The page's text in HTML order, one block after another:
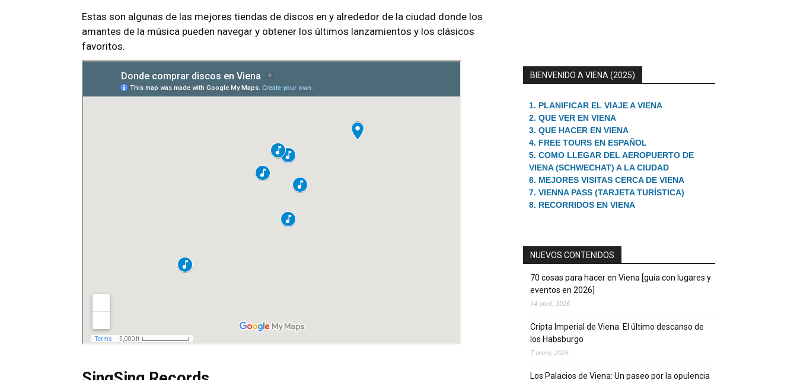
Estas son algunas de las mejores tiendas de discos en y alrededor de la ciudad donde los
amantes de la música pueden navegar y obtener los últimos lanzamientos y los clásicos
favoritos.
BIENVENIDO A VIENA (2025)
1. PLANIFICAR EL VIAJE A VIENA
2. QUE VER EN VIENA
3. QUE HACER EN VIENA
4. FREE TOURS EN ESPAÑOL
5. COMO LLEGAR DEL AEROPUERTO DE
VIENA (SCHWECHAT) A LA CIUDAD
6. MEJORES VISITAS CERCA DE VIENA
7. VIENNA PASS (TARJETA TURÍSTICA)
8. RECORRIDOS EN VIENA
NUEVOS CONTENIDOS
70 cosas para hacer en Viena [guía con lugares y
eventos en 2026]
14 abril, 2026
Cripta Imperial de Viena: El último descanso de
los Habsburgo
7 enero, 2026
Los Palacios de Viena: Un paseo por la opulencia